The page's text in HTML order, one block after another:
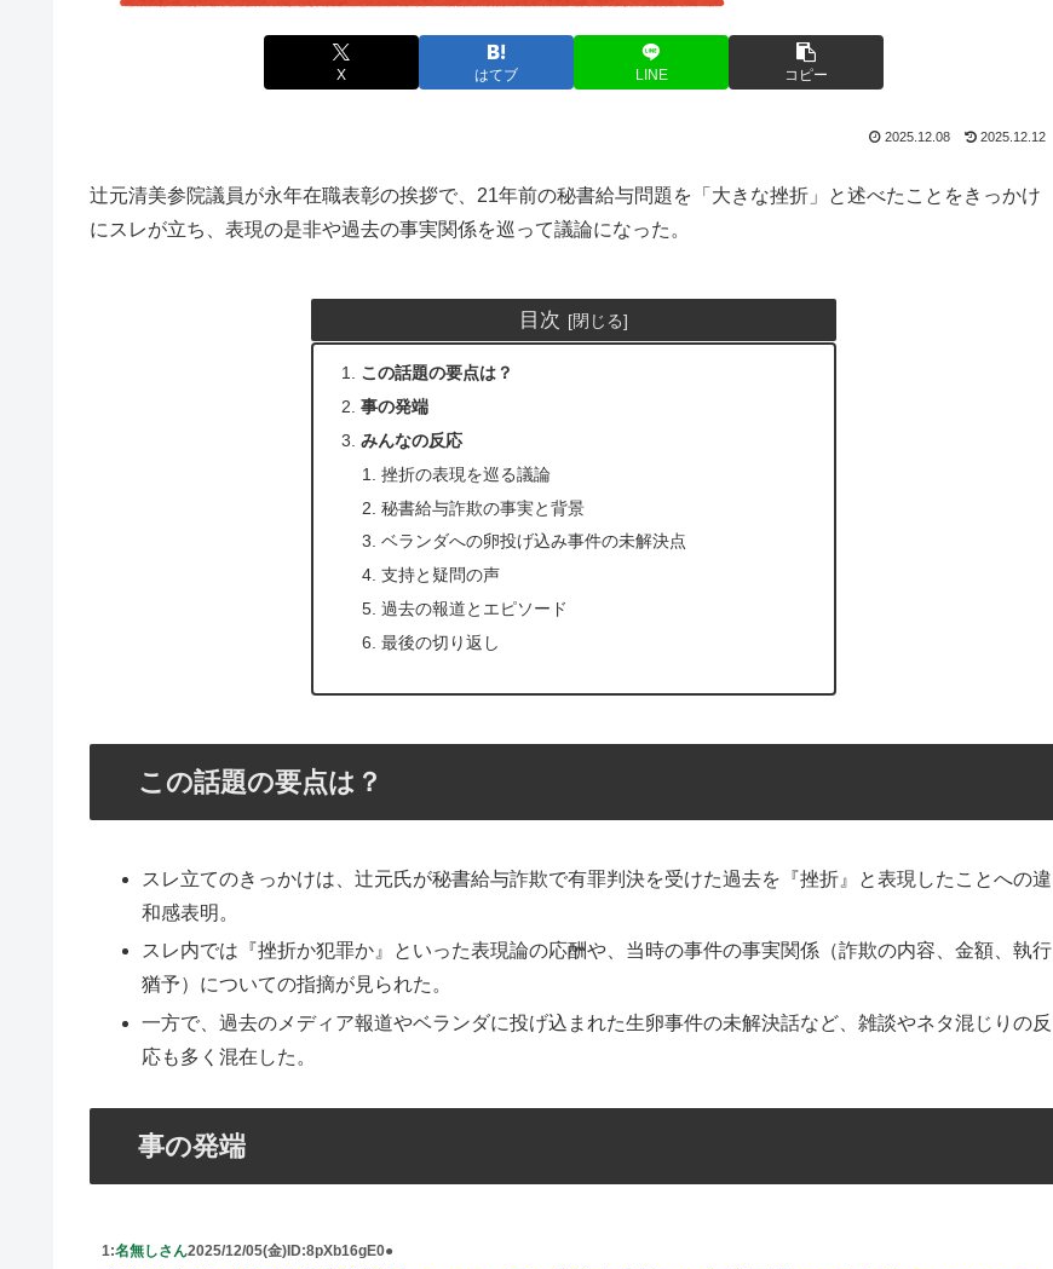
X はてブ LINE コピー
2025.12.08 2025.12.12
辻元清美参院議員が永年在職表彰の挨拶で、21年前の秘書給与問題を「大きな挫折」と述べたことをきっかけ
にスレが立ち、表現の是非や過去の事実関係を巡って議論になった。
目次
この話題の要点は？
事の発端
みんなの反応
挫折の表現を巡る議論
秘書給与詐欺の事実と背景
ベランダへの卵投げ込み事件の未解決点
支持と疑問の声
過去の報道とエピソード
最後の切り返し
この話題の要点は？
スレ立てのきっかけは、辻元氏が秘書給与詐欺で有罪判決を受けた過去を『挫折』と表現したことへの違
和感表明。
スレ内では『挫折か犯罪か』といった表現論の応酬や、当時の事件の事実関係（詐欺の内容、金額、執行
猶予）についての指摘が見られた。
一方で、過去のメディア報道やベランダに投げ込まれた生卵事件の未解決話など、雑談やネタ混じりの反
応も多く混在した。
事の発端
1:名無しさん2025/12/05(金) ID:8pXb16gE0●